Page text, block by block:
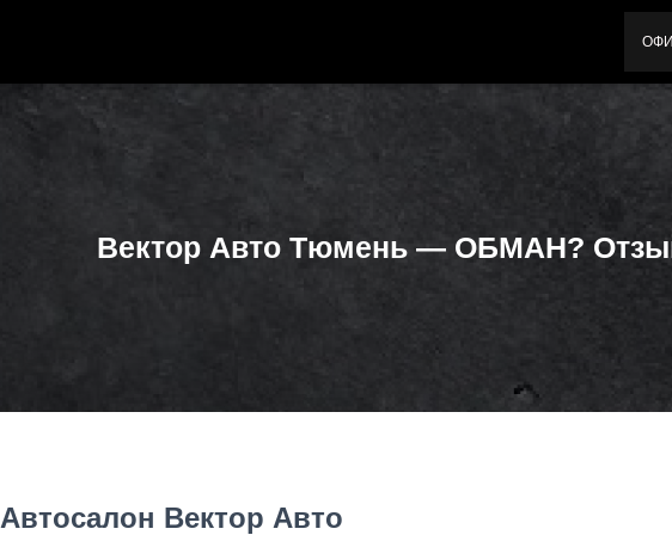
Вектор Авто Тюмень — ОБМАН?
Автосалон Вектор Авто